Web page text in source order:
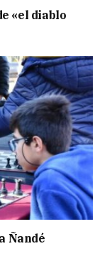
«el diablo
Ñandé